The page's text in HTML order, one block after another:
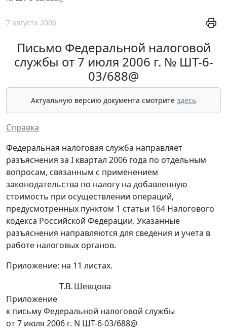
7 августа 2006
Письмо Федеральной налоговой
службы от 7 июля 2006 г. № ШТ-6-
03/688@
Актуальную версию документа смотрите здесь
Справка
Федеральная налоговая служба направляет
разъяснения за I квартал 2006 года по отдельным
вопросам, связанным с применением
законодательства по налогу на добавленную
стоимость при осуществлении операций,
предусмотренных пунктом 1 статьи 164 Налогового
кодекса Российской Федерации. Указанные
разъяснения направляются для сведения и учета в
работе налоговых органов.
Приложение: на 11 листах.
Т.В. Шевцова
Приложение
к письму Федеральной налоговой службы
от 7 июля 2006 г. N ШТ-6-03/688@